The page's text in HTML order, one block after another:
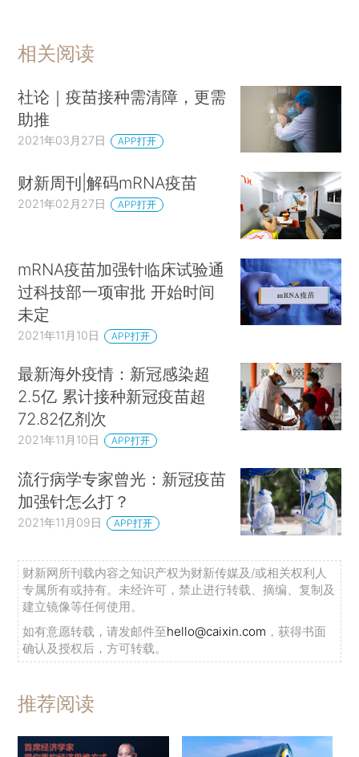
相关阅读
社论｜疫苗接种需清障，更需
助推
2021年03月27日 APP打开
财新周刊|解码mRNA疫苗
2021年02月27日 APP打开
mRNA疫苗加强针临床试验通
过科技部一项审批 开始时间
未定
2021年11月10日 APP打开
最新海外疫情：新冠感染超
2.5亿 累计接种新冠疫苗超
72.82亿剂次
2021年11月10日 APP打开
流行病学专家曾光：新冠疫苗
加强针怎么打？
2021年11月09日 APP打开
财新网所刊载内容之知识产权为财新传媒及/或相关权利人
专属所有或持有。未经许可，禁止进行转载、摘编、复制及
建立镜像等任何使用。
如有意愿转载，请发邮件至hello@caixin.com ，获得书面
确认及授权后，方可转载。
推荐阅读